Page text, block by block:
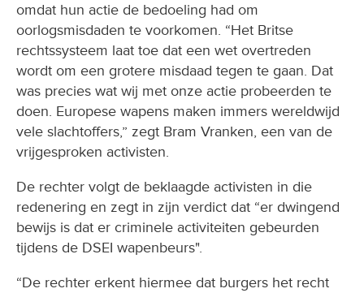
omdat hun actie de bedoeling had om
oorlogsmisdaden te voorkomen. “Het Britse
rechtssysteem laat toe dat een wet overtreden
wordt om een grotere misdaad tegen te gaan. Dat
was precies wat wij met onze actie probeerden te
doen. Europese wapens maken immers wereldwijd
vele slachtoffers,” zegt Bram Vranken, een van de
vrijgesproken activisten.
De rechter volgt de beklaagde activisten in die
redenering en zegt in zijn verdict dat “er dwingend
bewijs is dat er criminele activiteiten gebeurden
tijdens de DSEI wapenbeurs".
“De rechter erkent hiermee dat burgers het recht